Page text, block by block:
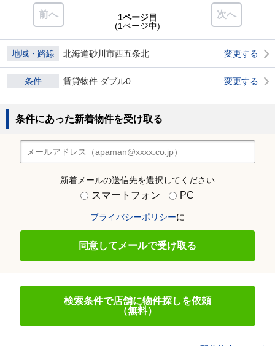
前へ 次へ
1ページ目
(1ページ中)
地域・路線 北海道砂川市西五条北 変更する
条件 賃貸物件 ダブル0 変更する
条件にあった新着物件を受け取る
新着メールの送信先を選択してください
スマートフォン PC
プライバシーポリシーに
同意してメールで受け取る
検索条件で店舗に物件探しを依頼
（無料）